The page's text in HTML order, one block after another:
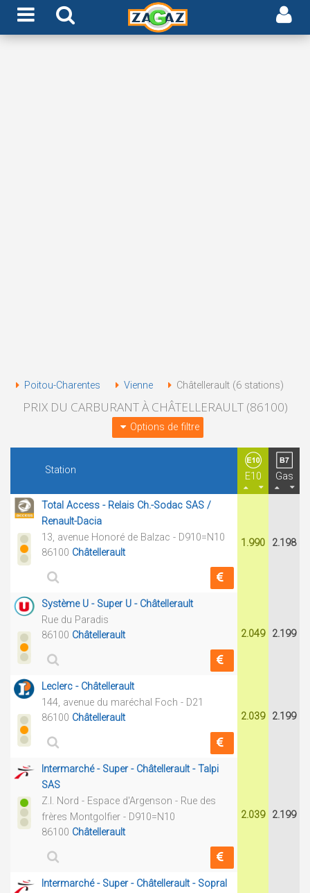
Poitou-Charentes Vienne Châtellerault (6 stations)
PRIX DU CARBURANT À CHÂTELLERAULT (86100)
Options de filtre
Station
E10 Gas
Total Access - Relais Ch.-Sodac SAS /
Renault-Dacia
13, avenue Honoré de Balzac - D910=N10
86100 Châtellerault
1.990 2.198
Système U - Super U - Châtellerault
Rue du Paradis
86100 Châtellerault 2.049 2.199
Leclerc - Châtellerault
144, avenue du maréchal Foch - D21
86100 Châtellerault 2.039 2.199
Intermarché - Super - Châtellerault - Talpi
SAS
Z.I. Nord - Espace d'Argenson - Rue des
frères Montgolfier - D910=N10
86100 Châtellerault
2.039 2.199
Intermarché - Super - Châtellerault - Sopral